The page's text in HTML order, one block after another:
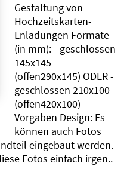
Gestaltung von
Hochzeitskarten-
Enladungen Formate
(in mm): - geschlossen
145x145
(offen290x145) ODER -
geschlossen 210x100
(offen420x100)
Vorgaben Design: Es
können auch Fotos
eingebaut werden.
Fotos einfach irgen..